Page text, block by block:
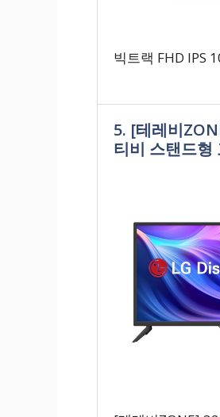
빅트랙 FHD IPS
5. [테레비
티비 스탠드형